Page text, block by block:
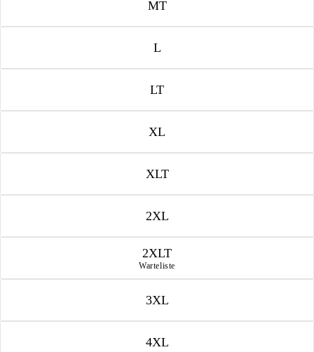
MT
L
LT
XL
XLT
2XL
2XLT
Warteliste
3XL
4XL